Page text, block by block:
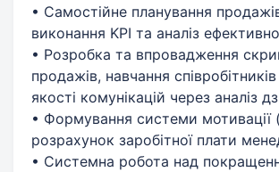
• Самостійне планування
виконання KPI та аналіз
• Розробка та впровадження
продажів, навчання
якості комунікацій через аналіз
• Формування системи мотивації
розрахунок заробітної плати
• Системна робота над